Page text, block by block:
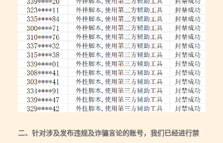
二、针对涉及发布违规及诈骗言论的账号，我们已经进行禁